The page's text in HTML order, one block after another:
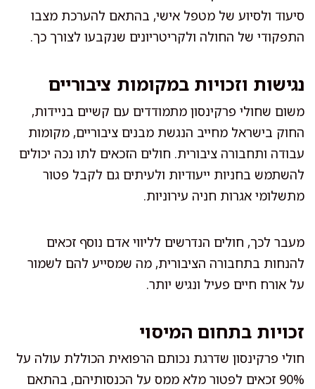
סיעוד ולסיוע של מטפל אישי, בהתאם להערכת מצבו
התפקודי של החולה ולקריטריונים שנקבעו לצורך כך.
נגישות וזכויות במקומות ציבוריים
משום שחולי פרקינסון מתמודדים עם קשיים בניידות,
החוק בישראל מחייב הנגשת מבנים ציבוריים, מקומות
עבודה ותחבורה ציבורית. חולים הזכאים לתו נכה יכולים
להשתמש בחניות ייעודיות ולעיתים גם לקבל פטור
מתשלומי אגרות חניה עירוניות.
מעבר לכך, חולים הנדרשים לליווי אדם נוסף זכאים
להנחות בתחבורה הציבורית, מה שמסייע להם לשמור
על אורח חיים פעיל ונגיש יותר.
זכויות בתחום המיסוי
חולי פרקינסון שדרגת נכותם הרפואית הכוללת עולה על
90% זכאים לפטור מלא ממס על הכנסותיהם, בהתאם